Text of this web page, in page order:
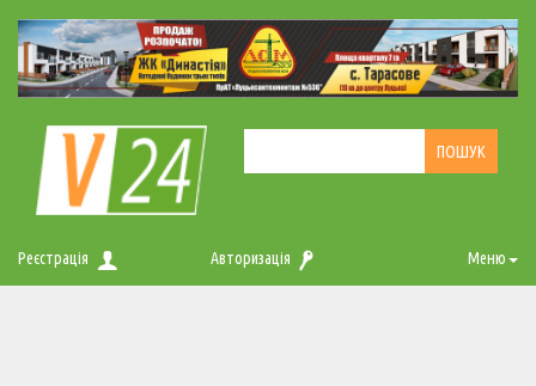
Реєстрація Авторизація Меню